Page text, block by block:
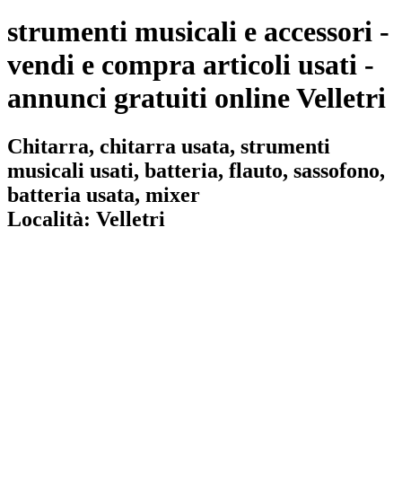
strumenti musicali e accessori -
vendi e compra articoli usati -
annunci gratuiti online Velletri
Chitarra, chitarra usata, strumenti
musicali usati, batteria, flauto, sassofono,
batteria usata, mixer
Località: Velletri